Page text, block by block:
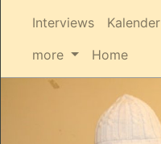
Interviews
Kalender
more
Home